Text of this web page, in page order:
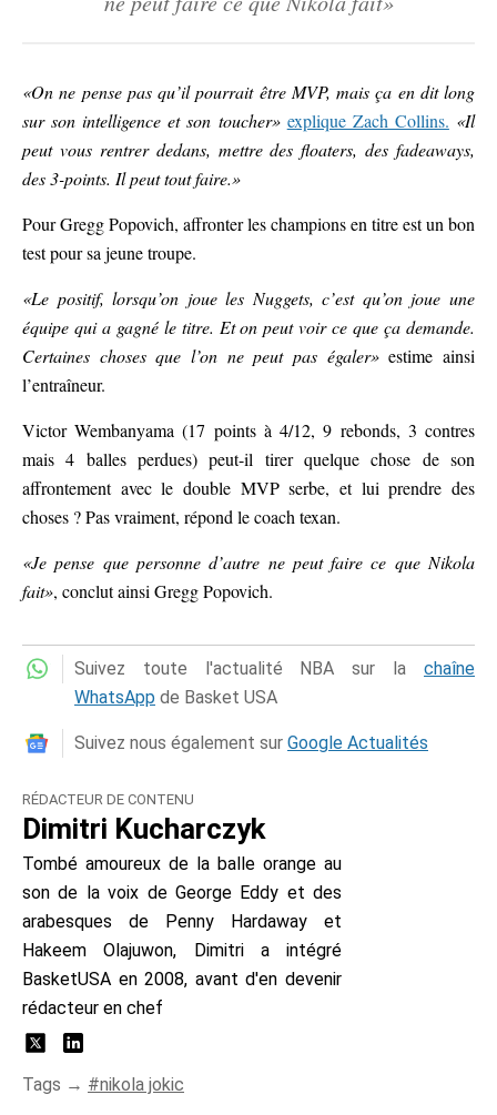
«On ne pense pas qu’il pourrait être MVP, mais ça en dit long
sur son intelligence et son toucher» explique Zach Collins. «Il
peut vous rentrer dedans, mettre des floaters, des fadeaways,
des 3-points. Il peut tout faire.»
Pour Gregg Popovich, affronter les champions en titre est un bon
test pour sa jeune troupe.
«Le positif, lorsqu’on joue les Nuggets, c’est qu’on joue une
équipe qui a gagné le titre. Et on peut voir ce que ça demande.
Certaines choses que l’on ne peut pas égaler»estime ainsi
l’entraîneur.
Victor Wembanyama (17 points à 4/12, 9 rebonds, 3 contres
mais 4 balles perdues) peut-il tirer quelque chose de son
affrontement avec le double MVP serbe, et lui prendre des
choses ? Pas vraiment, répond le coach texan.
«Je pense que personne d’autre ne peut faire ce que Nikola
fait», conclut ainsi Gregg Popovich.
Suivez toute l'actualité NBA sur la chaîne
WhatsApp de Basket USA
Suivez nous également sur Google Actualités
RÉDACTEUR DE CONTENU
Dimitri Kucharczyk
Tombé amoureux de la balle orange au
son de la voix de George Eddy et des
arabesques de Penny Hardaway et
Hakeem Olajuwon, Dimitri a intégré
BasketUSA en 2008, avant d'en devenir
rédacteur en chef
Tags → nikola jokic